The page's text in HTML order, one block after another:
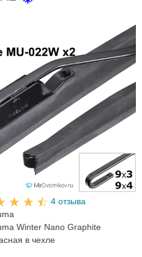
4 отзыва
Winter Nano Graphite
в чехле